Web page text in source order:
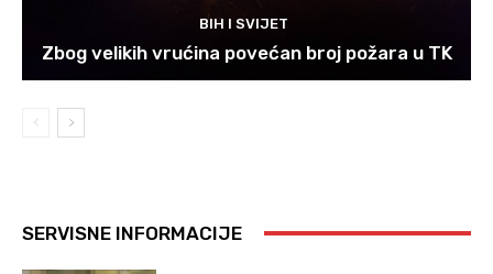
BIH I SVIJET
Zbog velikih vrućina povećan broj požara u TK
SERVISNE INFORMACIJE